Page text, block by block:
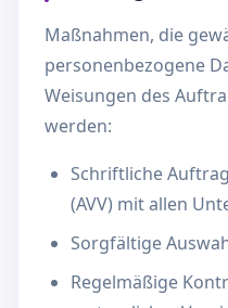
Maßnahmen, die
personenbezogene
Weisungen des
werden:
Schriftliche
(AVV) mit allen
Sorgfältige
Regelmäßige